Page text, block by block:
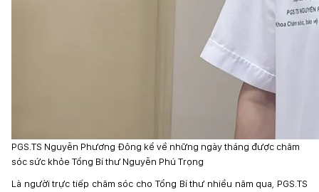
PGS.TS Nguyễn Phương Đông kể về những ngày tháng được chăm
sóc sức khỏe Tổng Bí thư Nguyễn Phú Trọng
Là người trực tiếp chăm sóc cho Tổng Bí thư nhiều năm qua, PGS.TS